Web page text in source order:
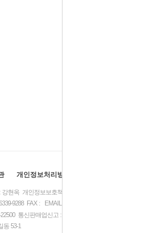
개인정보처리방침
현옥 개인정보보호책임자 : 최인용
9288 FAX : EMAIL :
통신판매업신고 : 제 2015-경기광명-0420 호
동 53-1